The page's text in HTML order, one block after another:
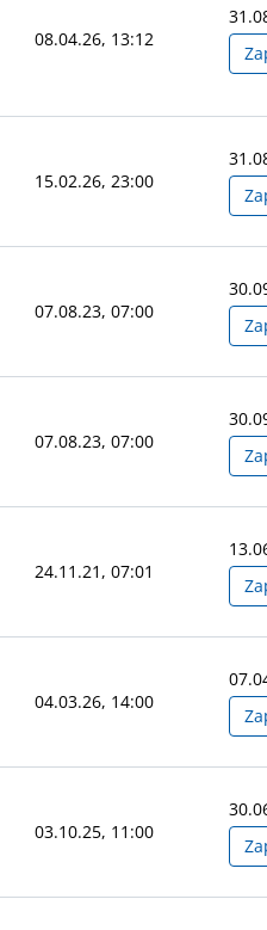
08.04.26, 13:12
15.02.26, 23:00
07.08.23, 07:00
07.08.23, 07:00
24.11.21, 07:01
04.03.26, 14:00
03.10.25, 11:00